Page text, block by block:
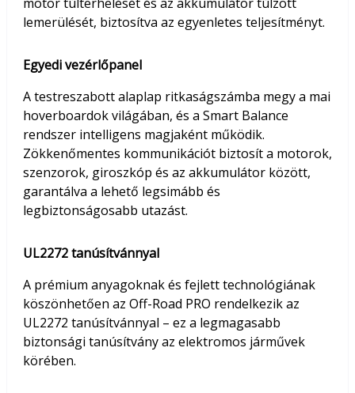
lemerülését, biztosítva az egyenletes teljesítményt.
Egyedi vezérlőpanel
A testreszabott alaplap ritkaságszámba megy a mai
hoverboardok világában, és a Smart Balance
rendszer intelligens magjaként működik.
Zökkenőmentes kommunikációt biztosít a motorok,
szenzorok, giroszkóp és az akkumulátor között,
garantálva a lehető legsimább és
legbiztonságosabb utazást.
UL2272 tanúsítvánnyal
A prémium anyagoknak és fejlett technológiának
köszönhetően az Off-Road PRO rendelkezik az
UL2272 tanúsítvánnyal – ez a legmagasabb
biztonsági tanúsítvány az elektromos járművek
körében.